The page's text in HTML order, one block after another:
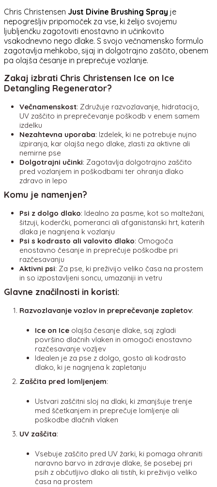
Chris Christensen Just Divine Brushing Spray je
nepogrešljiv pripomoček za vse, ki želijo svojemu
ljubljenčku zagotoviti enostavno in učinkovito
vsakodnevno nego dlake. S svojo večnamensko formulo
zagotavlja mehkobo, sijaj in dolgotrajno zaščito, obenem
pa olajša česanje in preprečuje vozlanje.
Zakaj izbrati Chris Christensen Ice on Ice
Detangling Regenerator?
Večnamenskost: Združuje razvozlavanje, hidratacijo,
UV zaščito in preprečevanje poškodb v enem samem
izdelku
Nezahtevna uporaba: Izdelek, ki ne potrebuje nujno
izpiranja, kar olajša nego dlake, zlasti za aktivne ali
nemirne pse
Dolgotrajni učinki: Zagotavlja dolgotrajno zaščito
pred vozlanjem in poškodbami ter ohranja dlako
zdravo in lepo
Komu je namenjen?
Psi z dolgo dlako: Idealno za pasme, kot so maltežani,
šitzuji, koderčki, pomeranci ali afganistanski hrt, katerih
dlaka je nagnjena k vozlanju
Psi s kodrasto ali valovito dlako: Omogoča
enostavno česanje in preprečuje poškodbe pri
razčesavanju
Aktivni psi: Za pse, ki preživijo veliko časa na prostem
in so izpostavljeni soncu, umazaniji in vetru
Glavne značilnosti in koristi:
Razvozlavanje vozlov in preprečevanje zapletov:
Ice on Ice olajša česanje dlake, saj zgladi
površino dlačnih vlaken in omogoči enostavno
razčesavanje vozljev
Idealen je za pse z dolgo, gosto ali kodrasto
dlako, ki je nagnjena k zapletanju
Zaščita pred lomljenjem:
Ustvari zaščitni sloj na dlaki, ki zmanjšuje trenje
med ščetkanjem in preprečuje lomljenje ali
poškodbe dlačnih vlaken
UV zaščita:
Vsebuje zaščito pred UV žarki, ki pomaga ohraniti
naravno barvo in zdravje dlake, še posebej pri
psih z občutljivo dlako ali tistih, ki preživijo veliko
časa na prostem